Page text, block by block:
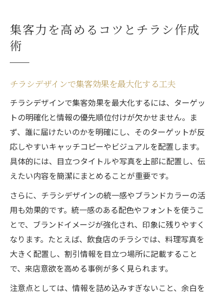
集客力を高めるコツとチラシ作成
術
チラシデザインで集客効果を最大化する工夫
チラシデザインで集客効果を最大化するには、ターゲッ
トの明確化と情報の優先順位付けが欠かせません。ま
ず、誰に届けたいのかを明確にし、そのターゲットが反
応しやすいキャッチコピーやビジュアルを配置します。
具体的には、目立つタイトルや写真を上部に配置し、伝
えたい内容を簡潔にまとめることが重要です。
さらに、チラシデザインの統一感やブランドカラーの活
用も効果的です。統一感のある配色やフォントを使うこ
とで、ブランドイメージが強化され、印象に残りやすく
なります。たとえば、飲食店のチラシでは、料理写真を
大きく配置し、割引情報を目立つ場所に記載すること
で、来店意欲を高める事例が多く見られます。
注意点としては、情報を詰め込みすぎないこと、余白を